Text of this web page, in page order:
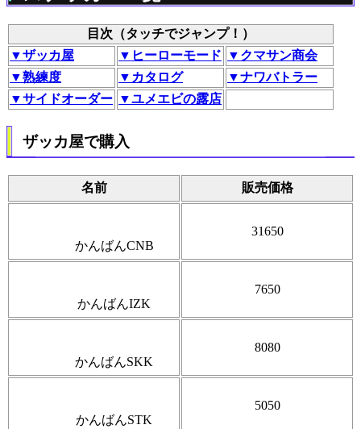
目次（タッチでジャンプ！）
▼ザッカ屋
▼ヒーローモード
▼クマサン商会
▼熟練度
▼カタログ
▼ナワバトラー
▼サイドオーダー ▼ユメエビの露店
ザッカ屋で購入
名前 販売価格
かんばんCNB
31650
かんばんIZK
7650
かんばんSKK
8080
かんばんSTK
5050